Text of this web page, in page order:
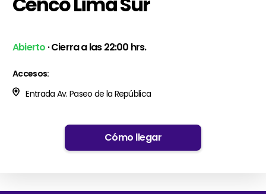
Abierto · Cierra a las 22:00 hrs.
Accesos:
Entrada Av. Paseo de la República
Cómo llegar